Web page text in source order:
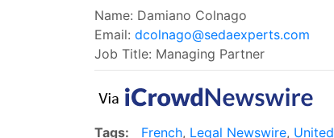
Name: Damiano Colnago
Email: dcolnago@sedaexperts.com
Job Title: Managing Partner
Tags:
French, Legal Newswire,